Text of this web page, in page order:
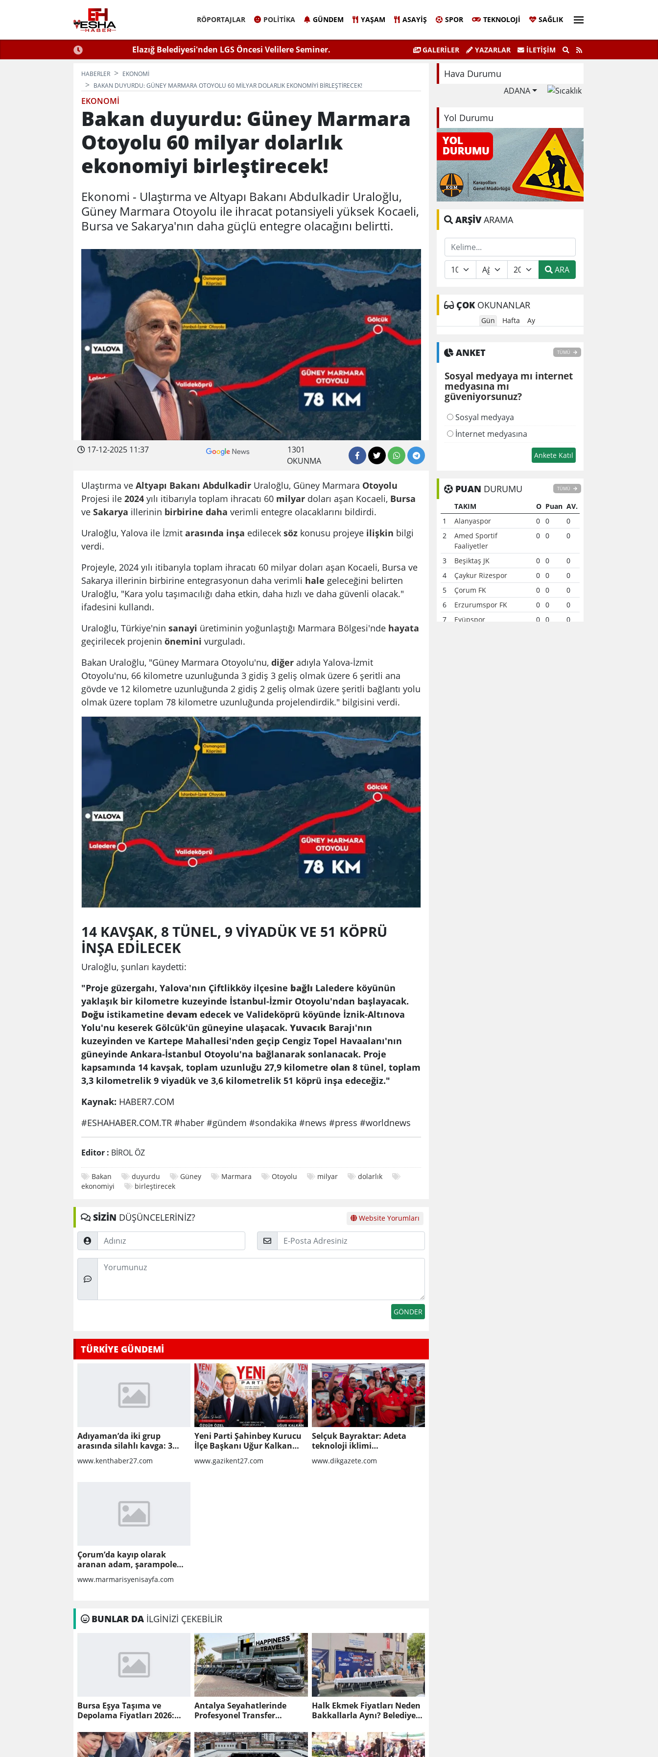
RÖPORTAJLAR POLITIKA GÜNDEM YAŞAM ASAYIŞ SPOR TEKNOLOJI SAĞLIK
Merkezi Açıldı Elazığ Belediyesi'nden LGS Öncesi Velilere Seminer. Elazığ Belediyesi Sera Alanında Çelikle Gül Üretiyor. Zafer Partisi
GALERİLER YAZARLAR İLETIŞIM
HABERLER
EKONOMI
BAKAN DUYURDU: GÜNEY MARMARA OTOYOLU 60 MILYAR DOLARLIK EKONOMIYI BIRLEŞTIRECEK!
EKONOMI
Bakan duyurdu: Güney Marmara
Otoyolu 60 milyar dolarlık
ekonomiyi birleştirecek!
Ekonomi - Ulaştırma ve Altyapı Bakanı Abdulkadir Uraloğlu,
Güney Marmara Otoyolu ile ihracat potansiyeli yüksek Kocaeli,
Bursa ve Sakarya'nın daha güçlü entegre olacağını belirtti.
17-12-2025 11:37
1301
OKUNMA
Ulaştırma ve Altyapı Bakanı Abdulkadir Uraloğlu, Güney Marmara Otoyolu
Projesi ile 2024 yılı itibarıyla toplam ihracatı 60 milyar doları aşan Kocaeli, Bursa
ve Sakarya illerinin birbirine daha verimli entegre olacaklarını bildirdi.
Uraloğlu, Yalova ile İzmit arasında inşa edilecek söz konusu projeye ilişkin bilgi
verdi.
Projeyle, 2024 yılı itibarıyla toplam ihracatı 60 milyar doları aşan Kocaeli, Bursa ve
Sakarya illerinin birbirine entegrasyonun daha verimli hale geleceğini belirten
Uraloğlu, "Kara yolu taşımacılığı daha etkin, daha hızlı ve daha güvenli olacak."
ifadesini kullandı.
Uraloğlu, Türkiye'nin sanayi üretiminin yoğunlaştığı Marmara Bölgesi'nde hayata
geçirilecek projenin önemini vurguladı.
Bakan Uraloğlu, "Güney Marmara Otoyolu'nu, diğer adıyla Yalova-İzmit
Otoyolu'nu, 66 kilometre uzunluğunda 3 gidiş 3 geliş olmak üzere 6 şeritli ana
gövde ve 12 kilometre uzunluğunda 2 gidiş 2 geliş olmak üzere şeritli bağlantı yolu
olmak üzere toplam 78 kilometre uzunluğunda projelendirdik." bilgisini verdi.
14 KAVŞAK, 8 TÜNEL, 9 VİYADÜK VE 51 KÖPRÜ
İNŞA EDİLECEK
Uraloğlu, şunları kaydetti:
"Proje güzergahı, Yalova'nın Çiftlikköy ilçesine bağlı Laledere köyünün
yaklaşık bir kilometre kuzeyinde İstanbul-İzmir Otoyolu'ndan başlayacak.
Doğu istikametine devam edecek ve Valideköprü köyünde İznik-Altınova
Yolu'nu keserek Gölcük'ün güneyine ulaşacak. Yuvacık Barajı'nın
kuzeyinden ve Kartepe Mahallesi'nden geçip Cengiz Topel Havaalanı'nın
güneyinde Ankara-İstanbul Otoyolu'na bağlanarak sonlanacak. Proje
kapsamında 14 kavşak, toplam uzunluğu 27,9 kilometre olan 8 tünel, toplam
3,3 kilometrelik 9 viyadük ve 3,6 kilometrelik 51 köprü inşa edeceğiz."
Kaynak: HABER7.COM
#ESHAHABER.COM.TR #haber #gündem #sondakika #news #press #worldnews
Editor : BİROL ÖZ
Bakan duyurdu Güney Marmara Otoyolu milyar
dolarlık
ekonomiyi
birleştirecek
SİZİN DÜŞÜNCELERİNİZ? Website Yorumları
Adınız
Posta
Düşünceleriniz
TÜRKİYE GÜNDEMİ
Adıyaman’da iki grup
arasında silahlı kavga: 3
yaralı
www.kenthaber27.com
Yeni Parti Şahinbey Kurucu
İlçe Başkanı Uğur Kalkan
www.gazikent27.com
Selçuk Bayraktar: Adeta
teknoloji iklimi
Güneydoğu'dan esecek
www.dikgazete.com
Çorum’da kayıp olarak
aranan adam, şarampole
yuvarlanan otomobilinin
altında ölü bulundu
www.marmarisyenisayfa.com
BUNLAR DA İLGİNİZİ ÇEKEBİLİR
Bursa Eşya Taşıma ve
Depolama Fiyatları 2026:
Bilinmesi Gerekenler
Antalya Seyahatlerinde
Profesyonel Transfer
Halk Ekmek Fiyatları Neden
Bakkallarla Aynı? Belediye
Hava Durumu
ADANA
Yol Durumu
ARŞİVARAMA
ARA
ÇOKOKUNANLAR
Gün Hafta Ay
ANKET TÜMÜ
Sosyal medyaya mı internet
medyasına mı
güveniyorsunuz?
Sosyal medyaya
İnternet medyasına
PUAN DURUMU TÜMÜ
TAKIM O Puan AV.
1
Alanyaspor 0 0
0
2
Amed Sportif
Faaliyetler
0 0 0
3 Beşiktaş JK 0 0
0
4
Çaykur Rizespor 0 0
0
5
Çorum FK 0 0
0
6
Erzurumspor FK 0 0
0
7
Eyüpspor 0 0
0